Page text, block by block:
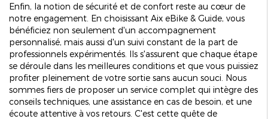
Enfin, la notion de sécurité et de confort reste au cœur de
notre engagement. En choisissant Aix eBike & Guide, vous
bénéficiez non seulement d'un accompagnement
personnalisé, mais aussi d'un suivi constant de la part de
professionnels expérimentés. Ils s'assurent que chaque étape
se déroule dans les meilleures conditions et que vous puissiez
profiter pleinement de votre sortie sans aucun souci. Nous
sommes fiers de proposer un service complet qui intègre des
conseils techniques, une assistance en cas de besoin, et une
écoute attentive à vos retours. C'est cette quête de